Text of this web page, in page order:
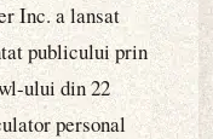
Inc. a lansat
publicului prin
ului din 22
personal